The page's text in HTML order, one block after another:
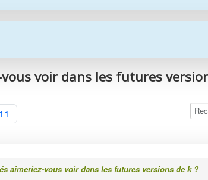
voir dans les futures
11
aimeriez-vous voir dans les futures versions de k ?